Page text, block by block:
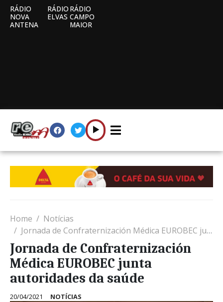
RÁDIO
NOVA
ANTENA
RÁDIO
ELVAS
RÁDIO
CAMPO
MAIOR
Home
Notícias
Jornada de Confraternización Médica EUROBEC junta autoridades da saúde
Jornada de Confraternización
Médica EUROBEC junta
autoridades da saúde
20/04/2021 NOTÍCIAS